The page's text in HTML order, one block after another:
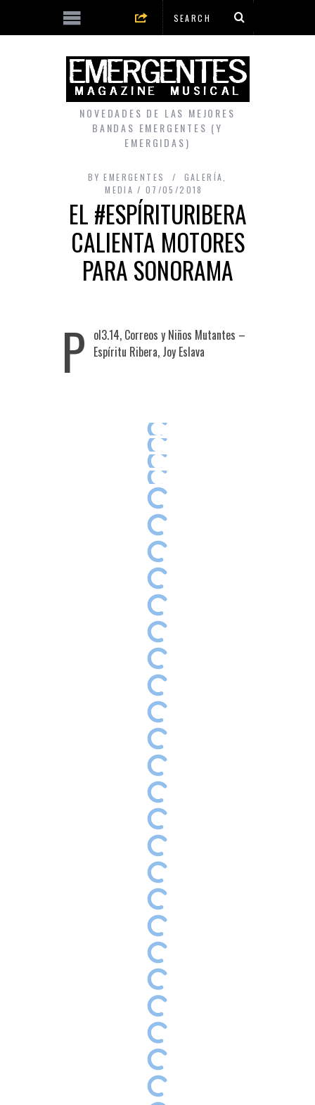
NOVEDADES DE LAS MEJORES
BANDAS EMERGENTES (Y
EMERGIDAS)
BY EMERGENTES GALERÍA
MEDIA
07/05/2018
EL #ESPÍRITURIBERA
CALIENTA MOTORES
PARA SONORAMA
P ol3.14, Correos y Niños Mutantes –
Espíritu Ribera, Joy Eslava